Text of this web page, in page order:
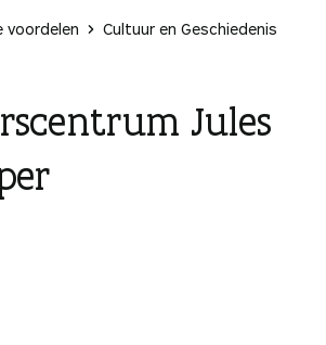
voordelen
Cultuur en Geschiedenis
Jules